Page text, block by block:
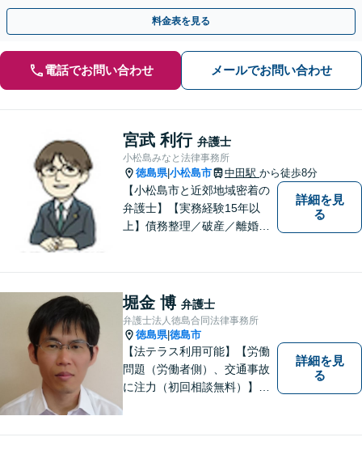
っかりヒアリング。遺言作成もお気軽にご相談ください。
料金表を見る
電話でお問い合わせ メールでお問い合わせ
宮武 利行 弁護士
小松島みなと法律事務所
徳島県|小松島市 中田駅 から徒歩8分
【小松島市と近郊地域密着の
弁護士】【実務経験15年以
上】債務整理／破産／離婚／
幅広くご相談を受付中。実務
経験15年以上の弁護士が誠
実、丁寧に対応致します。
【無料相談あり】
詳細を見
る
堀金 博 弁護士
弁護士法人徳島合同法律事務所
徳島県|徳島市
【法テラス利用可能】【労働
問題（労働者側）、交通事故
に注力（初回相談無料）】市
貸借/消費者問題/離婚/相続/債
詳細を見
る